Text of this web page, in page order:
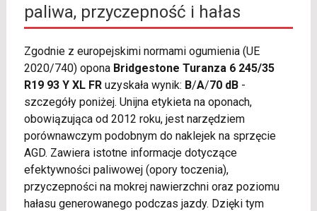
paliwa, przyczepność i hałas
Zgodnie z europejskimi normami ogumienia (UE
2020/740) opona Bridgestone Turanza 6 245/35
R19 93 Y XL FRuzyskała wynik: B/A/70 dB-
szczegóły poniżej. Unijna etykieta na oponach,
obowiązująca od 2012 roku, jest narzędziem
porównawczym podobnym do naklejek na sprzęcie
AGD. Zawiera istotne informacje dotyczące
efektywności paliwowej (opory toczenia),
przyczepności na mokrej nawierzchni oraz poziomu
hałasu generowanego podczas jazdy. Dzięki tym